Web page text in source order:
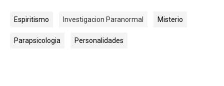
Espiritismo Investigacion Paranormal Misterio
Parapsicologia Personalidades